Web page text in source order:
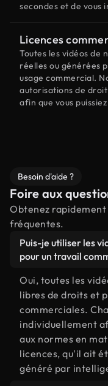
secondes et de vous
Licences
Toutes les vidéos de
réelles ou générées
usage commercial.
autorisations de
afin que vous
Besoin d'aide ?
Foire aux
Obtenez rapidement
fréquentes.
Puis-je utiliser les
pour un travail
Oui, toutes les
libres de droits et
commerciales.
individuellement
aux normes en
licences, qu'il ait
généré par